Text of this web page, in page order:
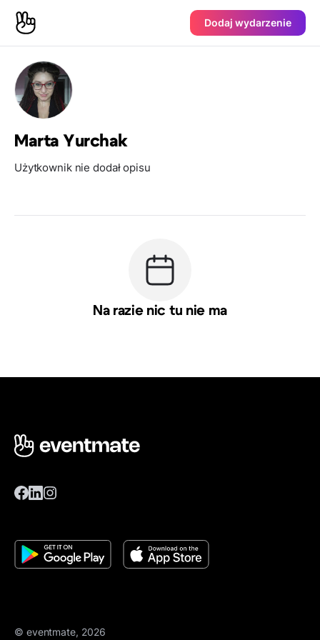
Dodaj wydarzenie
Marta Yurchak
Użytkownik nie dodał opisu
Na razie nic tu nie ma
© eventmate, 2026